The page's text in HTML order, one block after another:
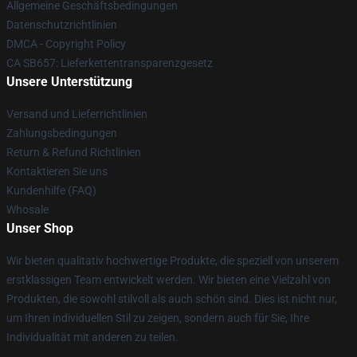
Allgemeine Geschäftsbedingungen
Datenschutzrichtlinien
DMCA - Copyright Policy
CA SB657: Lieferkettentransparenzgesetz
Unsere Unterstützung
Versand und Lieferrichtlinien
Zahlungsbedingungen
Return & Refund Richtlinien
Kontaktieren Sie uns
Kundenhilfe (FAQ)
Whosale
Unser Shop
Wir bieten qualitativ hochwertige Produkte, die speziell von unserem
erstklassigen Team entwickelt werden. Wir bieten eine Vielzahl von
Produkten, die sowohl stilvoll als auch schön sind. Dies ist nicht nur,
um Ihren individuellen Stil zu zeigen, sondern auch für Sie, Ihre
Individualität mit anderen zu teilen.